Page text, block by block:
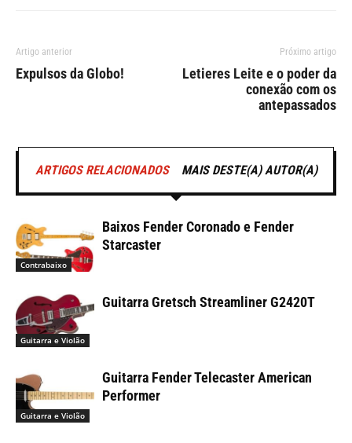
Artigo anterior
Expulsos da Globo!
Próximo artigo
Letieres Leite e o poder da
conexão com os
antepassados
ARTIGOS RELACIONADOS MAIS DESTE(A) AUTOR(A)
Contrabaixo
Baixos Fender Coronado e Fender
Starcaster
Guitarra e Violão
Guitarra Gretsch Streamliner G2420T
Guitarra e Violão
Guitarra Fender Telecaster American
Performer